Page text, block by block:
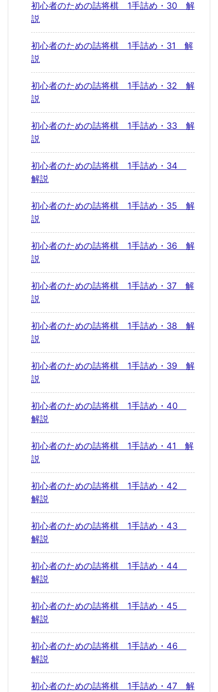
初心者のための詰将棋 1手詰め・30 解
説
初心者のための詰将棋 1手詰め・31 解
説
初心者のための詰将棋 1手詰め・32 解
説
初心者のための詰将棋 1手詰め・33 解
説
初心者のための詰将棋 1手詰め・34
解説
初心者のための詰将棋 1手詰め・35 解
説
初心者のための詰将棋 1手詰め・36 解
説
初心者のための詰将棋 1手詰め・37 解
説
初心者のための詰将棋 1手詰め・38 解
説
初心者のための詰将棋 1手詰め・39 解
説
初心者のための詰将棋 1手詰め・40
解説
初心者のための詰将棋 1手詰め・41 解
説
初心者のための詰将棋 1手詰め・42
解説
初心者のための詰将棋 1手詰め・43
解説
初心者のための詰将棋 1手詰め・44
解説
初心者のための詰将棋 1手詰め・45
解説
初心者のための詰将棋 1手詰め・46
解説
初心者のための詰将棋 1手詰め・47 解